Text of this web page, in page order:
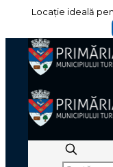
Locație ideală